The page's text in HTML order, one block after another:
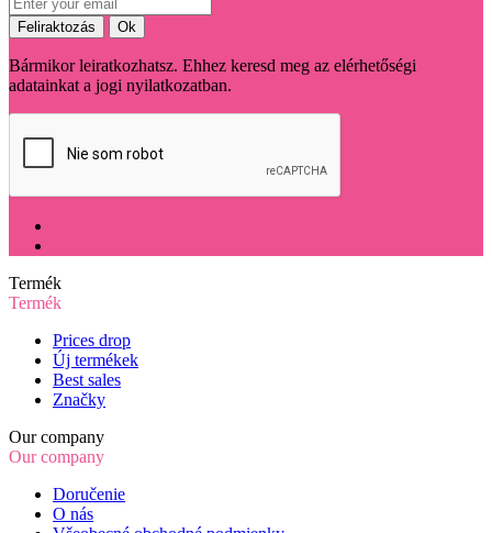
Bármikor leiratkozhatsz. Ehhez keresd meg az elérhetőségi
adatainkat a jogi nyilatkozatban.
Termék
Termék
Prices drop
Új termékek
Best sales
Značky
Our company
Our company
Doručenie
O nás